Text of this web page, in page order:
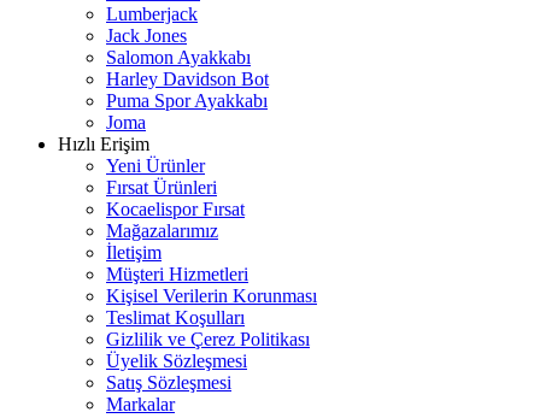
Lumberjack
Jack Jones
Salomon Ayakkabı
Harley Davidson Bot
Puma Spor Ayakkabı
Joma
Hızlı Erişim
Yeni Ürünler
Fırsat Ürünleri
Kocaelispor Fırsat
Mağazalarımız
İletişim
Müşteri Hizmetleri
Kişisel Verilerin Korunması
Teslimat Koşulları
Gizlilik ve Çerez Politikası
Üyelik Sözleşmesi
Satış Sözleşmesi
Markalar